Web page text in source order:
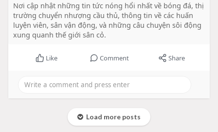
Nơi cập nhật những tin tức nóng hổi nhất về bóng đá, thị
trường chuyển nhượng cầu thủ, thông tin về các huấn
luyện viên, sân vận động, và những câu chuyện sôi động
xung quanh thế giới sân cỏ.
Like Comment Share
Load more posts